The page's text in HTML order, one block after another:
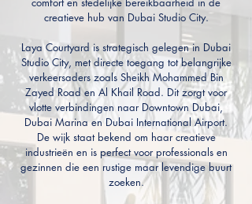
creatieve hub van Dubai Studio City.
Laya Courtyard is strategisch gelegen in Dubai
Studio City, met directe toegang tot belangrijke
verkeersaders zoals Sheikh Mohammed Bin
Zayed Road en Al Khail Road. Dit zorgt voor
vlotte verbindingen naar Downtown Dubai,
Dubai Marina en Dubai International Airport.
De wijk staat bekend om haar creatieve
industrieën en is perfect voor professionals en
gezinnen die een rustige maar levendige buurt
zoeken.